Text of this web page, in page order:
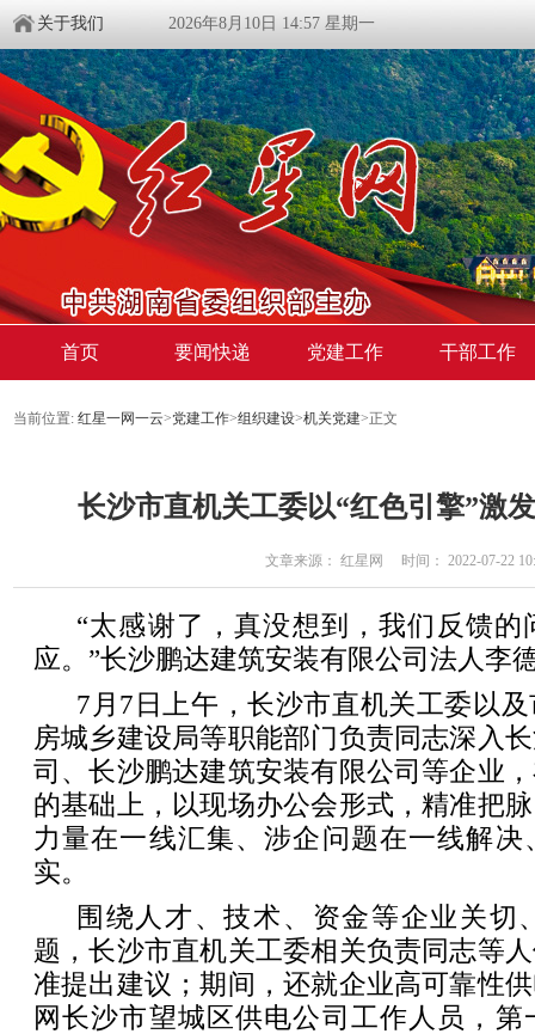
关于我们 2026年8月10日 14:57 星期一
首页 要闻快递 党建工作 干部工作
当前位置: 红星一网一云>党建工作>组织建设>机关党建>正文
长沙市直机关工委以“红色引擎”激
文章来源： 红星网 时间： 2022-07-22
“太感谢了，真没想到，我们反馈
应。”长沙鹏达建筑安装有限公司法人李
7月7日上午，长沙市直机关工委以
房城乡建设局等职能部门负责同志深入
司、长沙鹏达建筑安装有限公司等企业
的基础上，以现场办公会形式，精准把
力量在一线汇集、涉企问题在一线解
实。
围绕人才、技术、资金等企业关切
题，长沙市直机关工委相关负责同志等
准提出建议；期间，还就企业高可靠性
网长沙市望城区供电公司工作人员，